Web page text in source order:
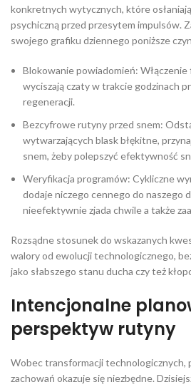
konkretnych wytycznych, które
psychiczną przed przesytem impulsów.
swojego grafiku dziennego poniższe
Blokowanie powiadomień: Włączenie
wyciszają czaty w trakcie godzinach
regeneracji.
Bezcyfrowe rutyny przed snem:
wytwarzających blask błękitne,
snem, żeby polepszyć efektywność
Weryfikacja programów: Cykliczne
dodaje niczego cennego do naszego
nieefektywnie zjada chwile a także
Rozsądne stosunek do wskazanych
walory od ewolucji technologicznego,
jako słabszego stanu ducha czy też
Intencjonalne
perspektyw rutyny
Wobec transformacji technologicznych,
zachowań okazuje się niezbędne.